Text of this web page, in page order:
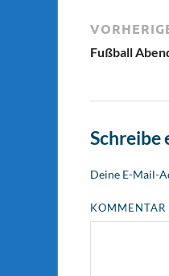
Fußball
Schreibe
Deine E-Mail-
KOMMENTAR